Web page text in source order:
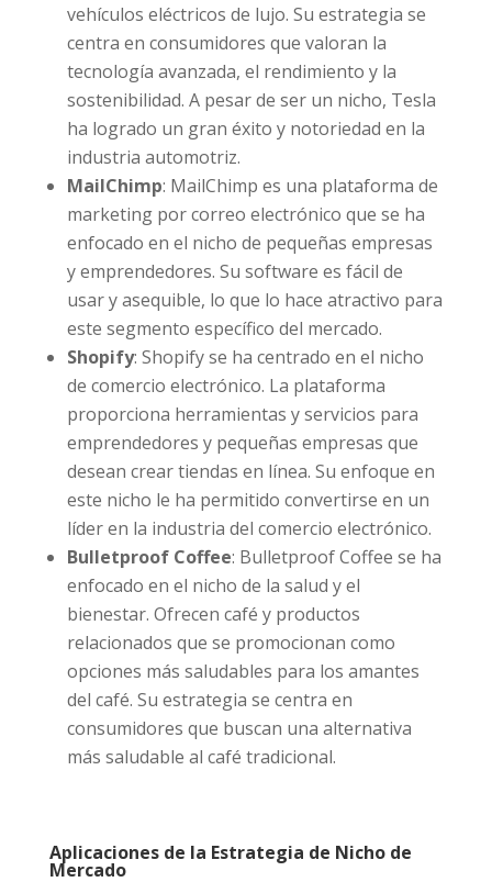
vehículos eléctricos de lujo. Su estrategia se
centra en consumidores que valoran la
tecnología avanzada, el rendimiento y la
sostenibilidad. A pesar de ser un nicho, Tesla
ha logrado un gran éxito y notoriedad en la
industria automotriz.
MailChimp: MailChimp es una plataforma de
marketing por correo electrónico que se ha
enfocado en el nicho de pequeñas empresas
y emprendedores. Su software es fácil de
usar y asequible, lo que lo hace atractivo para
este segmento específico del mercado.
Shopify: Shopify se ha centrado en el nicho
de comercio electrónico. La plataforma
proporciona herramientas y servicios para
emprendedores y pequeñas empresas que
desean crear tiendas en línea. Su enfoque en
este nicho le ha permitido convertirse en un
líder en la industria del comercio electrónico.
Bulletproof Coffee: Bulletproof Coffee se ha
enfocado en el nicho de la salud y el
bienestar. Ofrecen café y productos
relacionados que se promocionan como
opciones más saludables para los amantes
del café. Su estrategia se centra en
consumidores que buscan una alternativa
más saludable al café tradicional.
Aplicaciones de la Estrategia de Nicho de
Mercado